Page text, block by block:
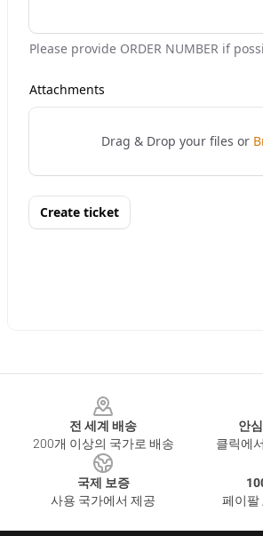
전 세계 배송
200개 이상의 국가로 배송
안
클릭에
국제 보증
사용 국가에서 제공
페이팔